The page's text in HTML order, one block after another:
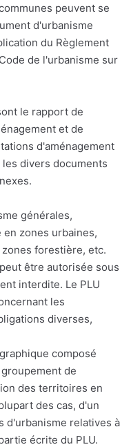
peuvent se
d'urbanisme
du Règlement
de l'urbanisme sur
le rapport de
et de
d'aménagement
divers documents
générales,
zones urbaines,
forestière, etc.
être autorisée sous
interdite. Le PLU
les
diverses,
composé
de
des territoires en
des cas, d'un
d'urbanisme relatives à
écrite du PLU.